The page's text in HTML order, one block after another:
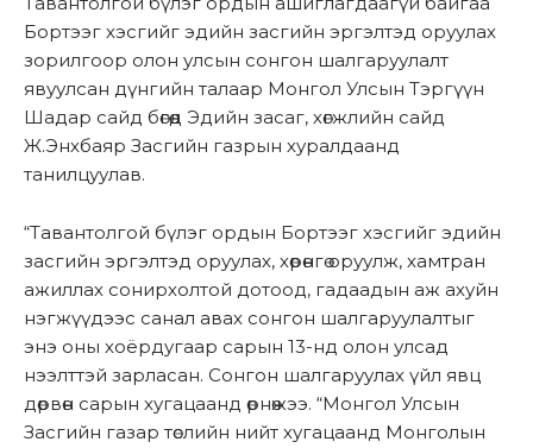
Бортээг хэсгийг эдийн засгийн эргэлтэд оруулах
зорилгоор олон улсын сонгон шалгаруулалт
явуулсан дүнгийн талаар Монгол Улсын Тэргүүн
Шадар сайд бөгөөд Эдийн засаг, хөгжлийн сайд
Ж.Энхбаяр Засгийн газрын хуралдаанд
танилцуулав.
“Тавантолгой бүлэг ордын Бортээг хэсгийг эдийн
засгийн эргэлтэд оруулах, хөрөнгө оруулж, хамтран
ажиллах сонирхолтой дотоод, гадаадын аж ахуйн
нэгжүүдээс санал авах сонгон шалгаруулалтыг
энэ оны хоёрдугаар сарын 13-нд олон улсад
нээлттэй зарласан. Сонгон шалгаруулах үйл явц
дөрвөн сарын хугацаанд өрнөжээ. “Монгол Улсын
Засгийн газар төслийн нийт хугацаанд Монголын